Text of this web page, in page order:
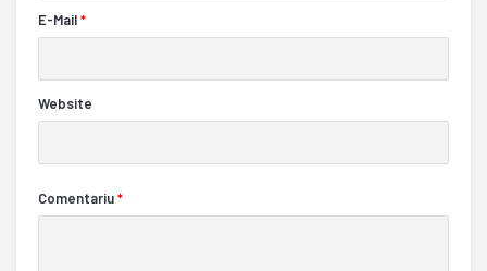
E-Mail*
Website
Comentariu*